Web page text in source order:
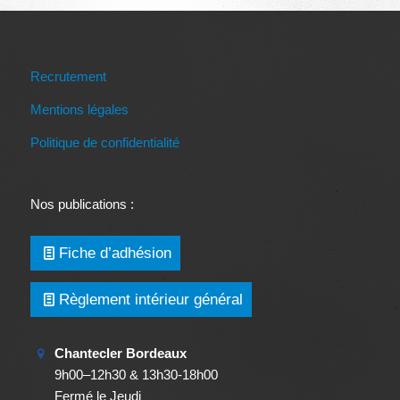
Recrutement
Mentions légales
Politique de confidentialité
Nos publications :
Fiche d’adhésion
Règlement intérieur général
Chantecler Bordeaux
9h00–12h30 & 13h30-18h00
Fermé le Jeudi